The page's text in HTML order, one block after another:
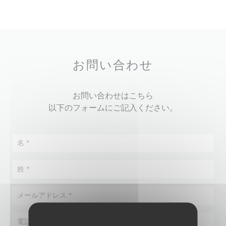
お問い合わせ
お問い合わせはこちら
以下のフォームにご記入ください。